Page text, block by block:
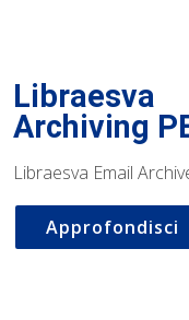
Archiving
Libraesva Email
Approfondisci